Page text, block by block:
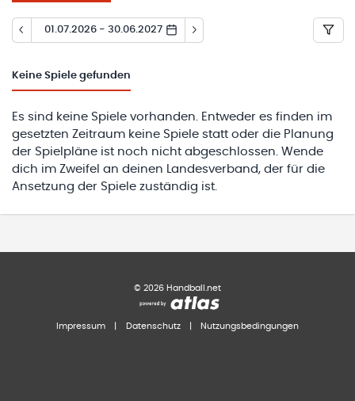
01.07.2026 - 30.06.2027
Keine Spiele gefunden
Es sind keine Spiele vorhanden. Entweder es finden im
gesetzten Zeitraum keine Spiele statt oder die Planung
der Spielpläne ist noch nicht abgeschlossen. Wende
dich im Zweifel an deinen Landesverband, der für die
Ansetzung der Spiele zuständig ist.
© 2026 Handball.net
Impressum Datenschutz Nutzungsbedingungen